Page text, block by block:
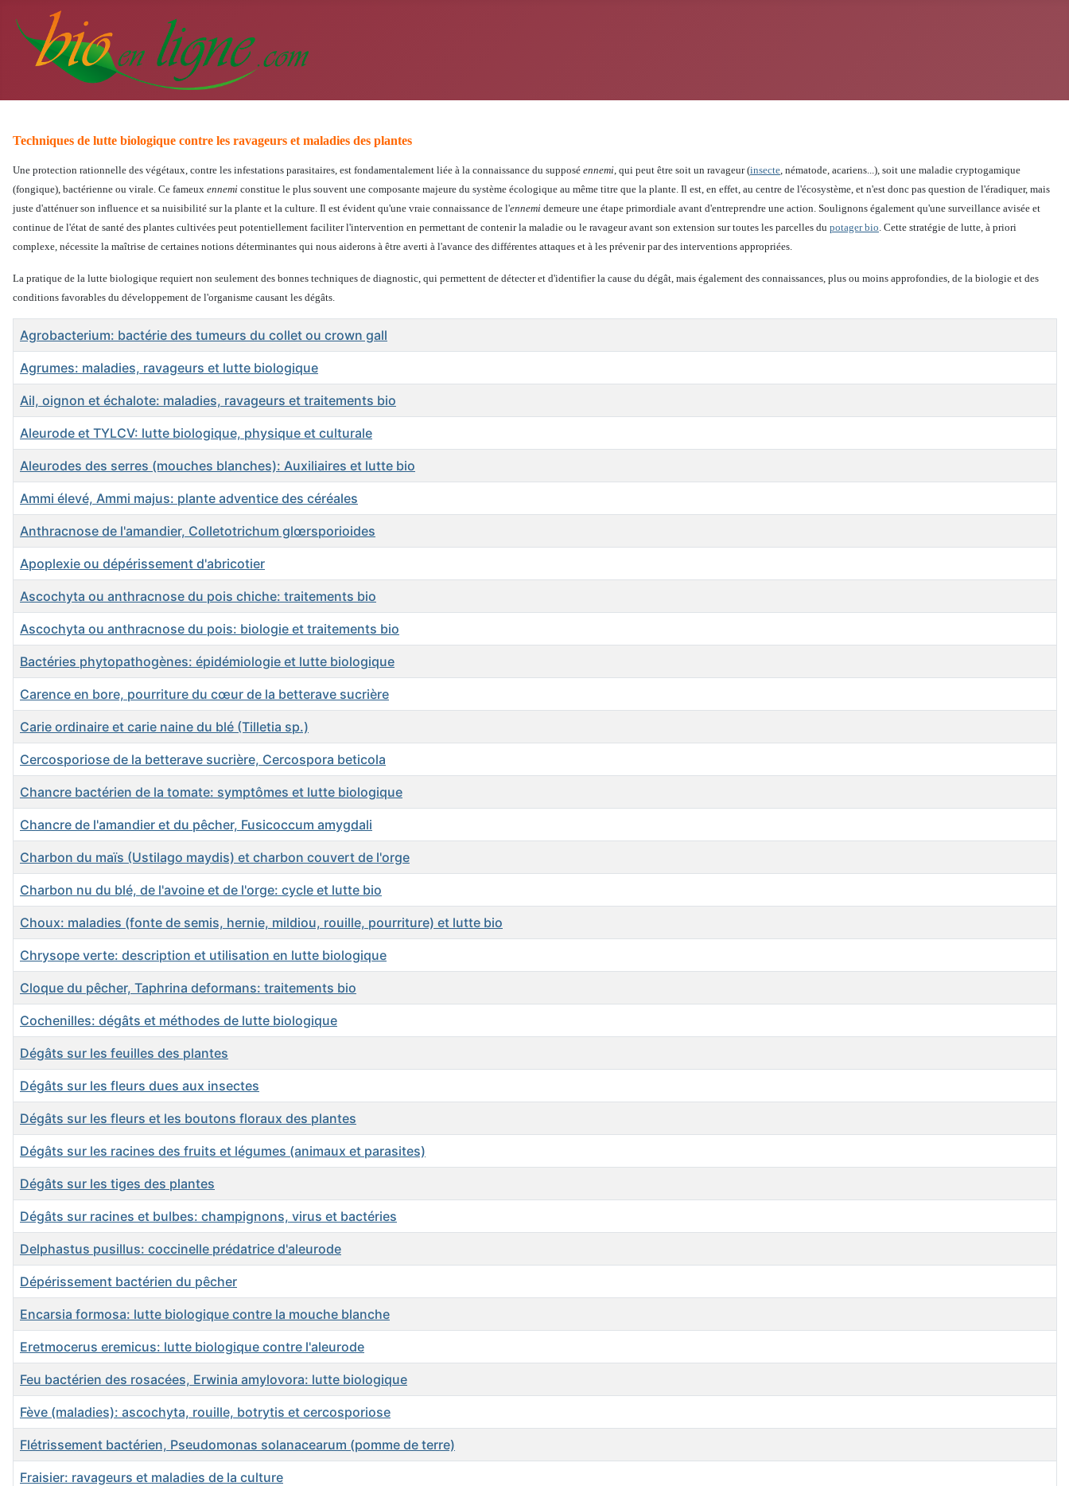
Techniques de lutte biologique contre les ravageurs et maladies des plantes
Une protection rationnelle des végétaux, contre les infestations parasitaires, est fondamentalement liée à la connaissance du supposé ennemi, qui peut être soit un ravageur (insecte, nématode, acariens...), soit une maladie cryptogamique
(fongique), bactérienne ou virale. Ce fameux ennemi constitue le plus souvent une composante majeure du système écologique au même titre que la plante. Il est, en effet, au centre de l'écosystème, et n'est donc pas question de l'éradiquer, mais
juste d'atténuer son influence et sa nuisibilité sur la plante et la culture. Il est évident qu'une vraie connaissance de l'ennemi demeure une étape primordiale avant d'entreprendre une action. Soulignons également qu'une surveillance avisée et
continue de l'état de santé des plantes cultivées peut potentiellement faciliter l'intervention en permettant de contenir la maladie ou le ravageur avant son extension sur toutes les parcelles du potager bio. Cette stratégie de lutte, à priori
complexe, nécessite la maîtrise de certaines notions déterminantes qui nous aiderons à être averti à l'avance des différentes attaques et à les prévenir par des interventions appropriées.
La pratique de la lutte biologique requiert non seulement des bonnes techniques de diagnostic, qui permettent de détecter et d'identifier la cause du dégât, mais également des connaissances, plus ou moins approfondies, de la biologie et des
conditions favorables du développement de l'organisme causant les dégâts.
Titre
Agrobacterium: bactérie des tumeurs du collet ou crown gall
Agrumes: maladies, ravageurs et lutte biologique
Ail, oignon et échalote: maladies, ravageurs et traitements bio
Aleurode et TYLCV: lutte biologique, physique et culturale
Aleurodes des serres (mouches blanches): Auxiliaires et lutte bio
Ammi élevé, Ammi majus: plante adventice des céréales
Anthracnose de l'amandier, Colletotrichum glœrsporioides
Apoplexie ou dépérissement d'abricotier
Ascochyta ou anthracnose du pois chiche: traitements bio
Ascochyta ou anthracnose du pois: biologie et traitements bio
Bactéries phytopathogènes: épidémiologie et lutte biologique
Carence en bore, pourriture du cœur de la betterave sucrière
Carie ordinaire et carie naine du blé (Tilletia sp.)
Cercosporiose de la betterave sucrière, Cercospora beticola
Chancre bactérien de la tomate: symptômes et lutte biologique
Chancre de l'amandier et du pêcher, Fusicoccum amygdali
Charbon du maïs (Ustilago maydis) et charbon couvert de l'orge
Charbon nu du blé, de l'avoine et de l'orge: cycle et lutte bio
Choux: maladies (fonte de semis, hernie, mildiou, rouille, pourriture) et lutte bio
Chrysope verte: description et utilisation en lutte biologique
Cloque du pêcher, Taphrina deformans: traitements bio
Cochenilles: dégâts et méthodes de lutte biologique
Dégâts sur les feuilles des plantes
Dégâts sur les fleurs dues aux insectes
Dégâts sur les fleurs et les boutons floraux des plantes
Dégâts sur les racines des fruits et légumes (animaux et parasites)
Dégâts sur les tiges des plantes
Dégâts sur racines et bulbes: champignons, virus et bactéries
Delphastus pusillus: coccinelle prédatrice d'aleurode
Dépérissement bactérien du pêcher
Encarsia formosa: lutte biologique contre la mouche blanche
Eretmocerus eremicus: lutte biologique contre l'aleurode
Feu bactérien des rosacées, Erwinia amylovora: lutte biologique
Fève (maladies): ascochyta, rouille, botrytis et cercosporiose
Flétrissement bactérien, Pseudomonas solanacearum (pomme de terre)
Fraisier: ravageurs et maladies de la culture